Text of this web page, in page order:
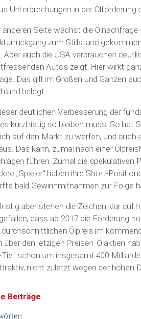
Unterbrechungen in der Ölförderung
anderen Seite wächst die
zum Stillstand
Aber auch die USA verbrauchen
Autos zeigt. Hier wirkt
Das gilt im Großen und Ganzen
belegt.
deutlichen Verbesserung der
kurzfristig so bleiben muss. So hat
auf den Markt zu werfen, und auch
Das kann, zumal nach einer
führen. Zumal die
„Spieler“ haben ihre Short-
bald Gewinnmitnahmen zur Folge
aber stehen die Zeichen klar auf
dass ab 2017 die Förderung
Ölpreis im
über den jetzigen Preisen. Ölaktien
Tief schon um insgesamt 400
nicht zuletzt wegen der hohen
Beiträge